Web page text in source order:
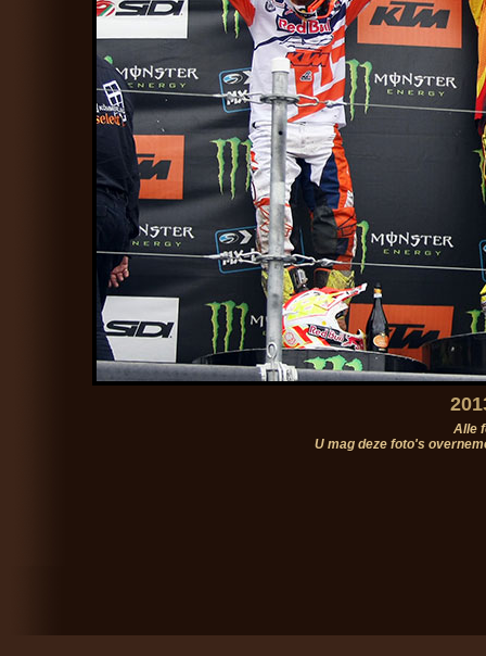
Alle
U mag deze foto's